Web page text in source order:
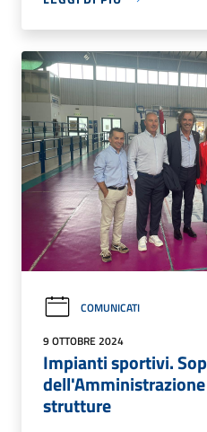
COMUNICATI
9 OTTOBRE 2024
Impianti sportivi.
strutture